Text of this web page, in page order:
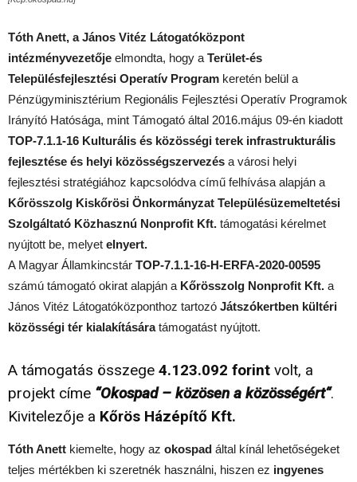
Tóth Anett, a János Vitéz Látogatóközpont
intézményvezetője elmondta, hogy a Terület-és
Településfejlesztési Operatív Program keretén belül a
Pénzügyminisztérium Regionális Fejlesztési Operatív Programok
Irányító Hatósága, mint Támogató által 2016.május 09-én kiadott
TOP-7.1.1-16 Kulturális és közösségi terek infrastrukturális
fejlesztése és helyi közösségszervezés a városi helyi
fejlesztési stratégiához kapcsolódva című felhívása alapján a
Kőrösszolg Kiskőrösi Önkormányzat Településüzemeltetési
Szolgáltató Közhasznú Nonprofit Kft. támogatási kérelmet
nyújtott be, melyet elnyert.
A Magyar Államkincstár TOP-7.1.1-16-H-ERFA-2020-00595
számú támogató okirat alapján a Kőrösszolg Nonprofit Kft. a
János Vitéz Látogatóközponthoz tartozó Játszókertben kültéri
közösségi tér kialakításáratámogatást nyújtott.
A támogatás összege 4.123.092 forint volt, a
projekt címe “Okospad – közösen a közösségért“.
Kivitelezője a Kőrös Házépítő Kft.
Tóth Anett kiemelte, hogy az okospad által kínál lehetőségeket
teljes mértékben ki szeretnék használni, hiszen ez ingyenes